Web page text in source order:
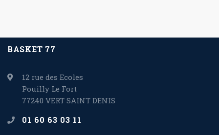
BASKET 77
12 rue des Ecoles
Pouilly Le Fort
77240 VERT SAINT DENIS
01 60 63 03 11